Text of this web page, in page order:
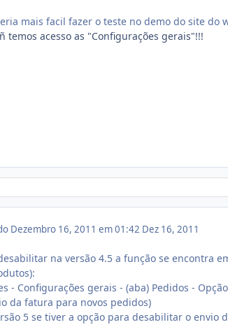
mais facil fazer o teste no demo do site do
temos acesso as "Configurações gerais"!!!
Dezembro 16, 2011 em 01:42 Dez 16, 2011
na versão 4.5 a função se encontra
- Configurações gerais - (aba) Pedidos -
da fatura para novos pedidos)
5 se tiver a opção para desabilitar o